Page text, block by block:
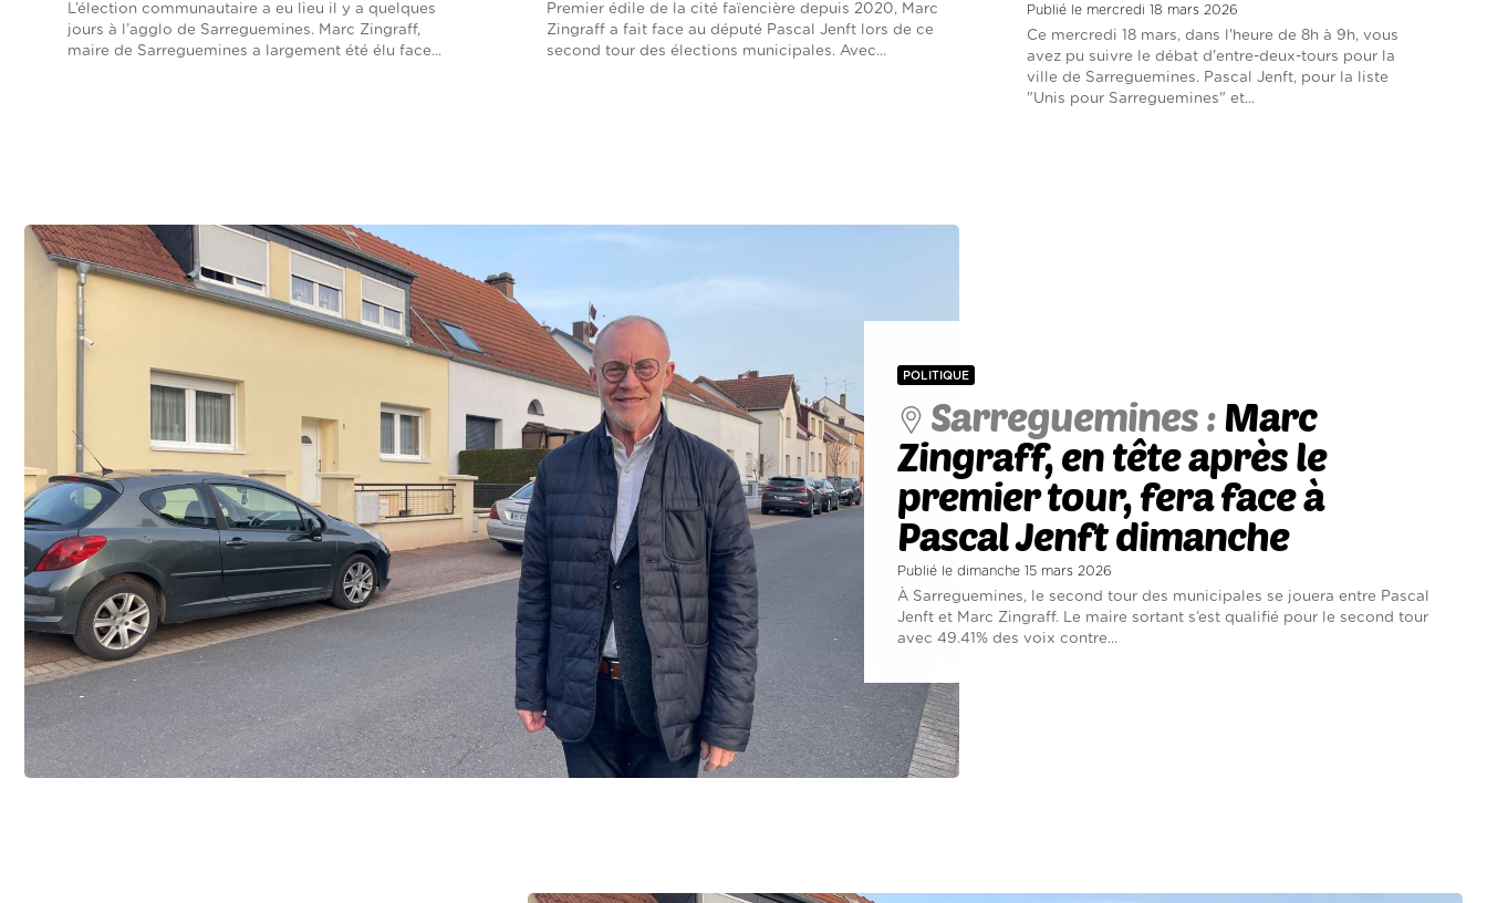
L’élection communautaire a eu lieu il y a quelques
jours à l’agglo de Sarreguemines. Marc Zingraff,
maire de Sarreguemines a largement été élu face...
Premier édile de la cité faïencière depuis 2020, Marc
Zingraff a fait face au député Pascal Jenft lors de ce
second tour des élections municipales. Avec...
Publié le mercredi 18 mars 2026
Ce mercredi 18 mars, dans l'heure de 8h à 9h, vous
avez pu suivre le débat d'entre-deux-tours pour la
ville de Sarreguemines. Pascal Jenft, pour la liste
"Unis pour Sarreguemines" et...
POLITIQUE
Sarreguemines :Marc
Zingraff, en tête après le
premier tour, fera face à
Pascal Jenft dimanche
Publié le dimanche 15 mars 2026
À Sarreguemines, le second tour des municipales se jouera entre Pascal
Jenft et Marc Zingraff. Le maire sortant s’est qualifié pour le second tour
avec 49.41% des voix contre...